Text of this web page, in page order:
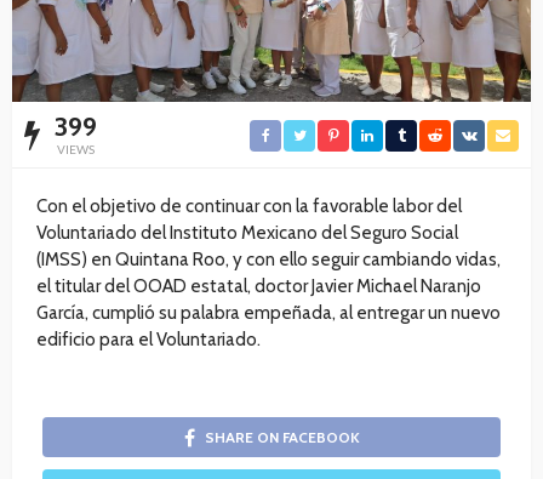
399
VIEWS
Con el objetivo de continuar con la favorable labor del
Voluntariado del Instituto Mexicano del Seguro Social
(IMSS) en Quintana Roo, y con ello seguir cambiando vidas,
el titular del OOAD estatal, doctor Javier Michael Naranjo
García, cumplió su palabra empeñada, al entregar un nuevo
edificio para el Voluntariado.
SHARE ON FACEBOOK